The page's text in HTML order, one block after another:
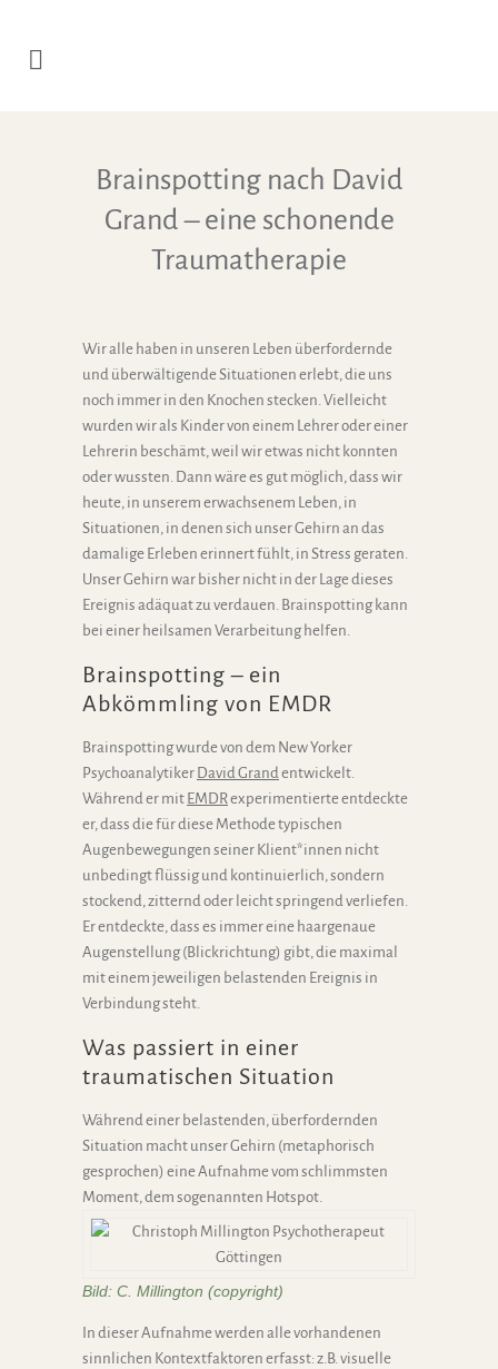
Brainspotting nach David
Grand – eine schonende
Traumatherapie
Wir alle haben in unseren Leben überfordernde
und überwältigende Situationen erlebt, die uns
noch immer in den Knochen stecken. Vielleicht
wurden wir als Kinder von einem Lehrer oder einer
Lehrerin beschämt, weil wir etwas nicht konnten
oder wussten. Dann wäre es gut möglich, dass wir
heute, in unserem erwachsenem Leben, in
Situationen, in denen sich unser Gehirn an das
damalige Erleben erinnert fühlt, in Stress geraten.
Unser Gehirn war bisher nicht in der Lage dieses
Ereignis adäquat zu verdauen. Brainspotting kann
bei einer heilsamen Verarbeitung helfen.
Brainspotting – ein
Abkömmling von EMDR
Brainspotting wurde von dem New Yorker
Psychoanalytiker David Grandentwickelt.
Während er mit EMDRexperimentierte entdeckte
er, dass die für diese Methode typischen
Augenbewegungen seiner Klient*innen nicht
unbedingt flüssig und kontinuierlich, sondern
stockend, zitternd oder leicht springend verliefen.
Er entdeckte, dass es immer eine haargenaue
Augenstellung (Blickrichtung) gibt, die maximal
mit einem jeweiligen belastenden Ereignis in
Verbindung steht.
Was passiert in einer
traumatischen Situation
Während einer belastenden, überfordernden
Situation macht unser Gehirn (metaphorisch
gesprochen) eine Aufnahme vom schlimmsten
Moment, dem sogenannten Hotspot.
Bild: C. Millington (copyright)
In dieser Aufnahme werden alle vorhandenen
sinnlichen Kontextfaktoren erfasst: z.B. visuelle